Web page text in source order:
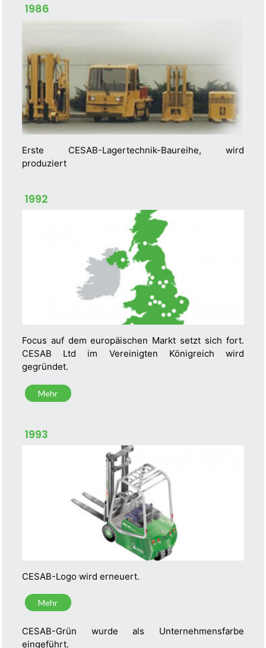
1986
Erste CESAB-Lagertechnik-Baureihe, wird
produziert
1992
Focus auf dem europäischen Markt setzt sich fort.
CESAB Ltd im Vereinigten Königreich wird
gegründet.
Mehr
1993
CESAB-Logo wird erneuert.
Mehr
CESAB-Grün wurde als Unternehmensfarbe
eingeführt.